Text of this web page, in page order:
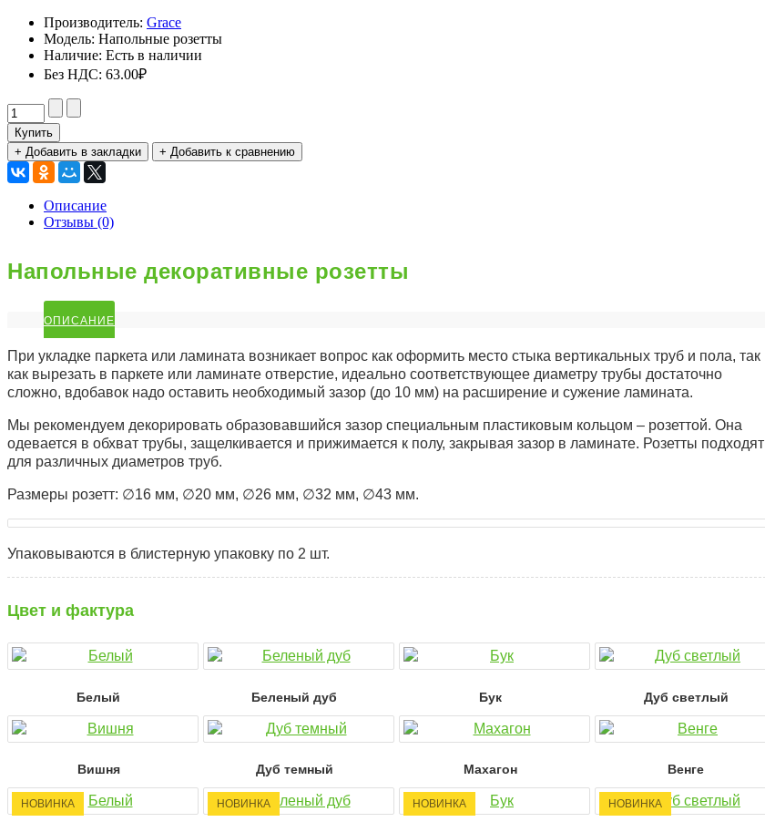
Производитель: Grace
Модель: Напольные розетты
Наличие: Есть в наличии
Без НДС: 63.00₽
Купить
+ Добавить в закладки
+ Добавить к сравнению
Описание
Отзывы (0)
Напольные декоративные розетты
ОПИСАНИЕ
При укладке паркета или ламината возникает вопрос как оформить место стыка вертикальных труб и пола, так
как вырезать в паркете или ламинате отверстие, идеально соответствующее диаметру трубы достаточно
сложно, вдобавок надо оставить необходимый зазор (до 10 мм) на расширение и сужение ламината.
Мы рекомендуем декорировать образовавшийся зазор специальным пластиковым кольцом – розеттой. Она
одевается в обхват трубы, защелкивается и прижимается к полу, закрывая зазор в ламинате. Розетты подходят
для различных диаметров труб.
Размеры розетт: ∅16 мм, ∅20 мм, ∅26 мм, ∅32 мм, ∅43 мм.
Упаковываются в блистерную упаковку по 2 шт.
Цвет и фактура
Белый Беленый дуб Бук Дуб светлый
Вишня Дуб темный Махагон Венге
НОВИНКА НОВИНКА НОВИНКА НОВИНКА